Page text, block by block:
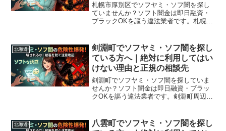
札幌市厚別区でソフヤミ・ソフ闇を探し
ていませんか？ソフト闇金は即日融資・
ブラックOKを謳う違法業者です。札幌市
出す前に必ずお読みください。
北海道
剣淵町でソフヤミ・ソフ闇を探し
ている方へ｜絶対に利用してはい
けない理由と正規の相談先
剣淵町でソフヤミ・ソフ闇を探していま
せんか？ソフト闇金は即日融資・ブラッ
クOKを謳う違法業者です。剣淵町周辺で
読みください。
北海道
八雲町でソフヤミ・ソフ闇を探し